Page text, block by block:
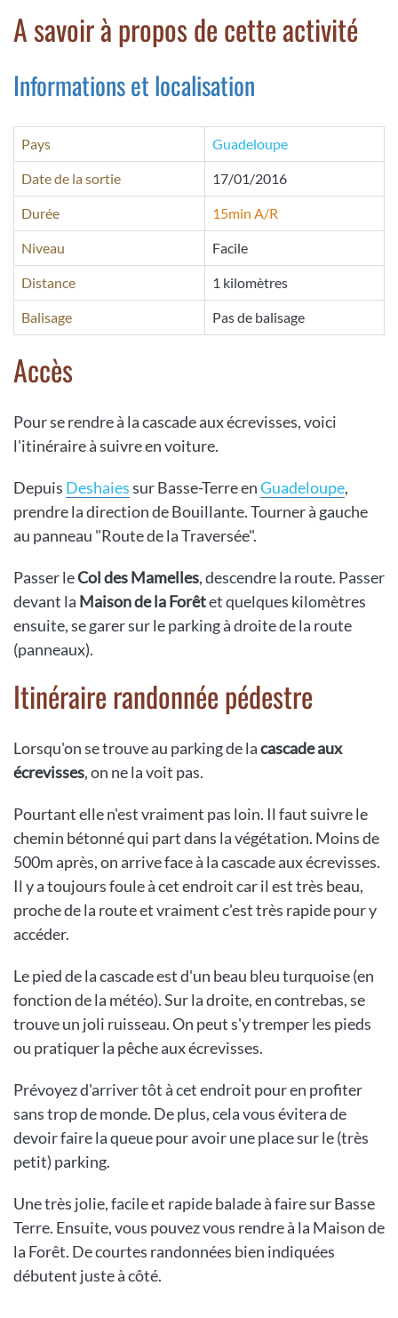
A savoir à propos de cette activité
Informations et localisation
Pays Guadeloupe
Date de la sortie 17/01/2016
Durée 15min A/R
Niveau Facile
Distance 1 kilomètres
Balisage Pas de balisage
Accès
Pour se rendre à la cascade aux écrevisses, voici
l'itinéraire à suivre en voiture.
Depuis Deshaiessur Basse-Terre enGuadeloupe,
prendre la direction de Bouillante. Tourner à gauche
au panneau "Route de la Traversée".
Passer leCol des Mamelles, descendre la route. Passer
devant la Maison de la Forêtet quelques kilomètres
ensuite, se garer sur le parking à droite de la route
(panneaux).
Itinéraire randonnée pédestre
Lorsqu'on se trouve au parking de lacascade aux
écrevisses, on ne la voit pas.
Pourtant elle n'est vraiment pas loin. Il faut suivre le
chemin bétonné qui part dans la végétation. Moins de
500m après, on arrive face à la cascade aux écrevisses.
Il y a toujours foule à cet endroit car il est très beau,
proche de la route et vraiment c'est très rapide pour y
accéder.
Le pied de la cascade est d'un beau bleu turquoise (en
fonction de la météo). Sur la droite, en contrebas, se
trouve un joli ruisseau. On peut s'y tremper les pieds
ou pratiquer la pêche aux écrevisses.
Prévoyez d'arriver tôt à cet endroit pour en profiter
sans trop de monde. De plus, cela vous évitera de
devoir faire la queue pour avoir une place sur le (très
petit) parking.
Une très jolie, facile et rapide balade à faire sur Basse
Terre. Ensuite, vous pouvez vous rendre à la Maison de
la Forêt. De courtes randonnées bien indiquées
débutent juste à côté.